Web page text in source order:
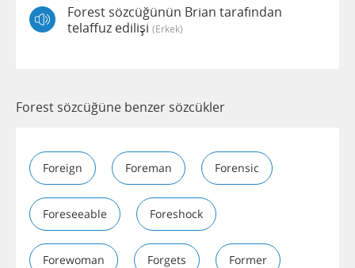
Forest sözcüğünün Brian tarafından
telaffuz edilişi (erkek)
Forest sözcüğüne benzer sözcükler
Foreign Foreman Forensic
Foreseeable Foreshock
Forewoman Forgets Former